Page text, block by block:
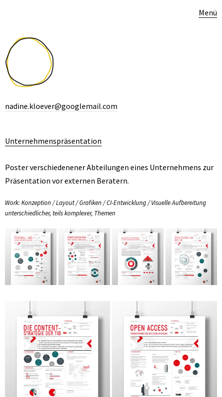
Menü
nadine.kloever@googlemail.com
Unternehmenspräsentation
Poster verschiedenener Abteilungen eines Unternehmens zur
Präsentation vor externen Beratern.
Work: Konzeption / Layout / Grafiken / CI-Entwicklung / Visuelle Aufbereitung
unterschiedlicher, teils komplexer, Themen